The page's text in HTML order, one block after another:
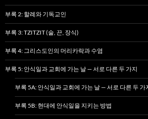
부록 2: 할례와 기독교인
부록 3: TZITZIT (술, 끈, 장식)
부록 4: 그리스도인의 머리카락과 수염
부록 5: 안식일과 교회에 가는 날 — 서로 다른 두 가지
부록 5A: 안식일과 교회에 가는 날 — 서로 다른 두 가
부록 5B: 현대에 안식일을 지키는 방법